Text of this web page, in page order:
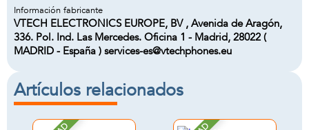
Información fabricante
VTECH ELECTRONICS EUROPE, BV , Avenida de Aragón,
336. Pol. Ind. Las Mercedes. Oficina 1 - Madrid, 28022 (
MADRID - España ) services-es@vtechphones.eu
Artículos relacionados